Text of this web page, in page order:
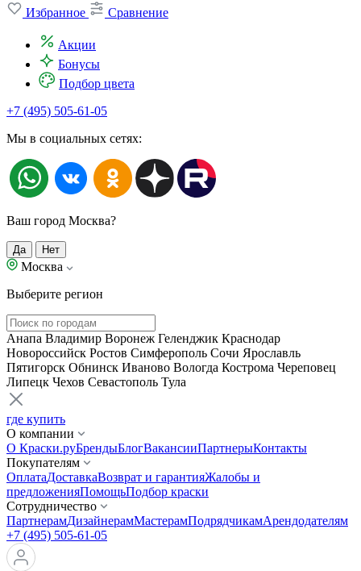
Избранное
Сравнение
Акции
Бонусы
Подбор цвета
+7 (495) 505-61-05
Мы в социальных сетях:
Ваш город Москва?
Да Нет
Москва
Выберите регион
Анапа Владимир Воронеж Геленджик Краснодар
Новороссийск Ростов Симферополь Сочи Ярославль
Пятигорск Обнинск Иваново Вологда Кострома Череповец
Липецк Чехов Севастополь Тула
где купить
О компании
О Краски.руБрендыБлогВакансииПартнерыКонтакты
Покупателям
ОплатаДоставкаВозврат и гарантияЖалобы и
предложенияПомощьПодбор краски
Сотрудничество
ПартнерамДизайнерамМастерамПодрядчикамАрендодателям
+7 (495) 505-61-05